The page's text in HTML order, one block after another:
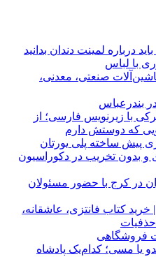
درباره لمینت دندان بدانید
با لباس
صنعتی، معدنی،
بندرعباس
با زیرنویس فارسی؛ از
که دوستش دارم
پیش ساخته پلی یورتان
بدون تخریب در دکوراسیون
در کرج با حضور مسئولان
فروشگاه کتاب DMDBook | خرید کتاب فانتزی، عاشقانه،
فروشگاهی
یا مسی؛ کدام‌یک پادشاه